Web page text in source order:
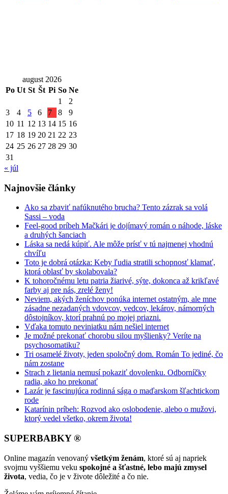
august 2026
Po Ut St Št Pi So Ne
1
2
3
4 5 6 7 8
9
10 11 12 13 14 15 16
17 18 19 20 21 22 23
24 25 26 27 28 29 30
31
« júl
Najnovšie články
Ako sa zbaviť nafúknutého brucha? Tento zázrak sa volá
Sassi – voda
Feel-good príbeh Mačkári je dojímavý román o náhode, láske
a druhých šanciach
Láska sa nedá kúpiť. Ale môže prísť v tú najmenej vhodnú
chvíľu
Toto je dobrá otázka: Keby ľudia stratili schopnosť klamať,
ktorá oblasť by skolabovala?
K tohoročnému letu patria žiarivé, sýte, dokonca až krikľavé
farby aj pre nás, zrelé ženy!
Neviem, akých ženíchov ponúka internet ostatným, ale mne
zásadne nezadaných vdovcov, vedcov, lekárov, námorných
dôstojníkov, ktorí prahnú po mojej priazni.
Vďaka tomuto neviniatku nám nešiel internet
Je možné prekonať chorobu silou myšlienky? Veríte na
psychosomatiku?
Tri osamelé životy, jeden spoločný dom. Román To jediné, čo
nám zostane
Strach z lietania nemusí pokaziť dovolenku. Odborníčky
radia, ako ho prekonať
Lazár je fascinujúca rodinná sága o maďarskom šľachtickom
rode
Katarínin príbeh: Rozvod ako oslobodenie, alebo o mužovi,
ktorý vedel všetko, okrem života!
SUPERBABKY ®
Online magazín venovaný všetkým ženám, ktoré sú aj napriek
svojmu vyššiemu veku spokojné a šťastné, lebo majú zmysel
života, vedia, čo je v živote dôležité a čo nie.